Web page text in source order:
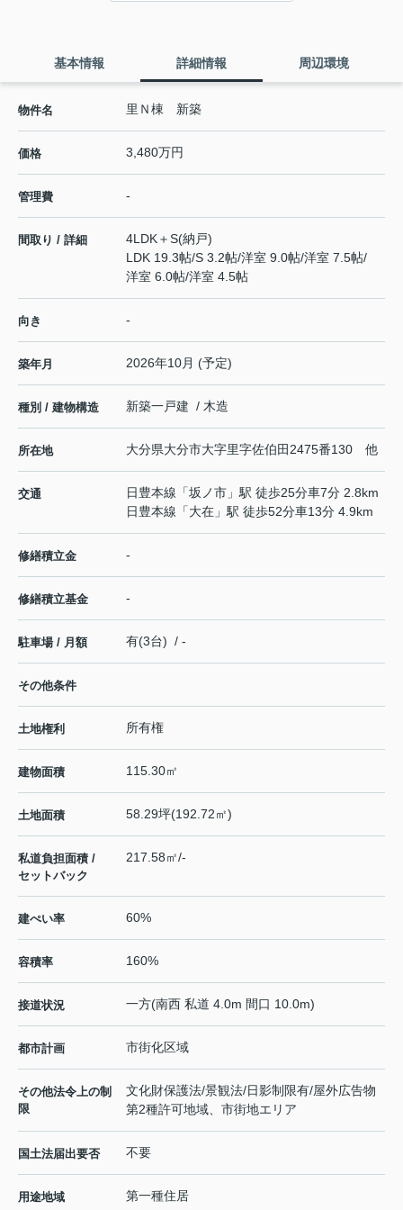
基本情報 詳細情報 周辺環境
物件名 里Ｎ棟 新築
価格 3,480万円
管理費 -
間取り / 詳細
4LDK＋S(納戸)
LDK 19.3帖/S 3.2帖/洋室 9.0帖/洋室 7.5帖/
洋室 6.0帖/洋室 4.5帖
向き -
築年月 2026年10月 (予定)
種別 / 建物構造 新築一戸建 / 木造
所在地 大分県大分市大字里字佐伯田2475番130 他
交通 日豊本線 「坂ノ市 」駅 徒歩25分車7分 2.8km
日豊本線 「大在 」駅 徒歩52分車13分 4.9km
修繕積立金 -
修繕積立基金 -
駐車場 / 月額 有(3台) / -
その他条件
土地権利 所有権
建物面積 115.30㎡
土地面積 58.29坪(192.72㎡)
私道負担面積 /
セットバック
217.58㎡/-
建ぺい率 60%
容積率 160%
接道状況 一方(南西 私道 4.0m 間口 10.0m)
都市計画 市街化区域
その他法令上の制
限
文化財保護法/景観法/日影制限有/屋外広告物
第2種許可地域、市街地エリア
国土法届出要否 不要
用途地域 第一種住居